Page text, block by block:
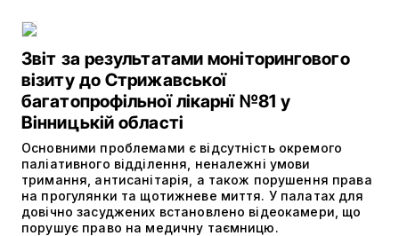
Звіт за результатами моніторингового
візиту до Стрижавської
багатопрофільної лікарнї №81 у
Вінницькій області
Основними проблемами є відсутність окремого
паліативного відділення, неналежні умови
тримання, антисанітарія, а також порушення права
на прогулянки та щотижневе миття. У палатах для
довічно засуджених встановлено відеокамери, що
порушує право на медичну таємницю.